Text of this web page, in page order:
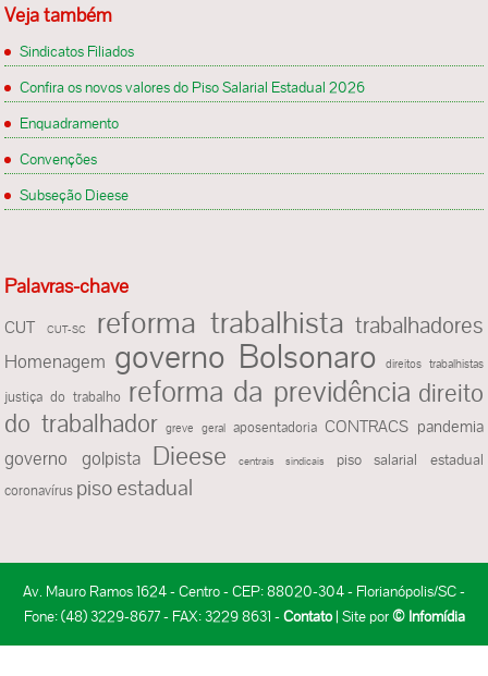
Veja também
Sindicatos Filiados
Confira os novos valores do Piso Salarial Estadual 2026
Enquadramento
Convenções
Subseção Dieese
Palavras-chave
CUT CUT-SC reforma trabalhista trabalhadores
Homenagem governo Bolsonaro direitos trabalhistas
justiça do trabalho reforma da previdência direito
do trabalhador greve geral aposentadoria CONTRACS pandemia
governo golpista Dieese centrais sindicais piso salarial estadual
coronavírus piso estadual
Av. Mauro Ramos 1624 - Centro - CEP: 88020-304 - Florianópolis/SC -
Fone: (48) 3229-8677 - FAX: 3229 8631 -Contato| Site por© Infomídia